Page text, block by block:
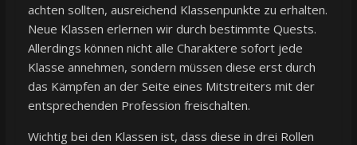
achten sollten, ausreichend Klassenpunkte zu erhalten.
Neue Klassen erlernen wir durch bestimmte Quests.
Allerdings können nicht alle Charaktere sofort jede
Klasse annehmen, sondern müssen diese erst durch
das Kämpfen an der Seite eines Mitstreiters mit der
entsprechenden Profession freischalten.
Wichtig bei den Klassen ist, dass diese in drei Rollen